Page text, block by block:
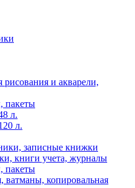
и акварели,
пакеты
л.
л.
записные книжки
книги учета, журналы
пакеты
ватманы, копировальная